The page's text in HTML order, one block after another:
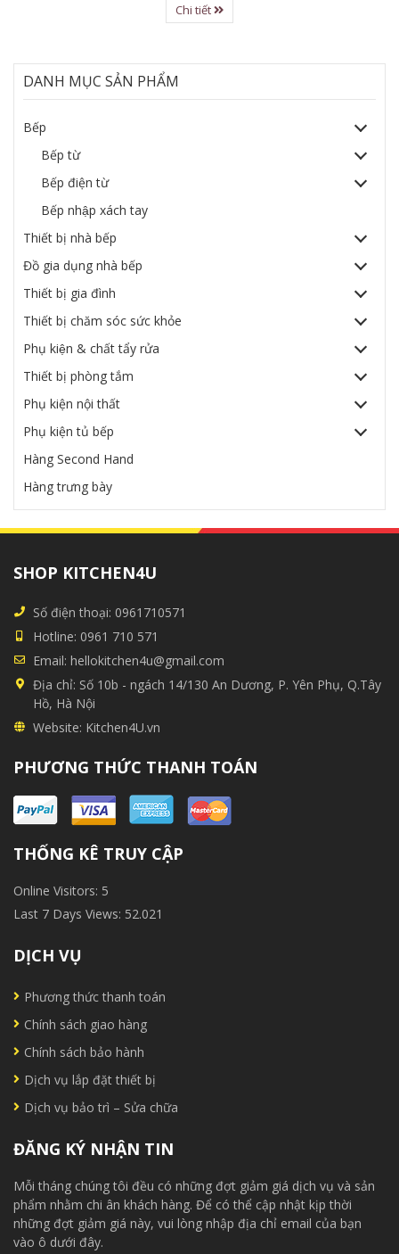
Chi tiết
DANH MỤC SẢN PHẨM
Bếp
Bếp từ
Bếp điện từ
Bếp nhập xách tay
Thiết bị nhà bếp
Đồ gia dụng nhà bếp
Thiết bị gia đình
Thiết bị chăm sóc sức khỏe
Phụ kiện & chất tẩy rửa
Thiết bị phòng tắm
Phụ kiện nội thất
Phụ kiện tủ bếp
Hàng Second Hand
Hàng trưng bày
SHOP KITCHEN4U
Số điện thoại: 0961710571
Hotline: 0961 710 571
Email: hellokitchen4u@gmail.com
Địa chỉ: Số 10b - ngách 14/130 An Dương, P. Yên Phụ, Q.Tây
Hồ, Hà Nội
Website: Kitchen4U.vn
PHƯƠNG THỨC THANH TOÁN
THỐNG KÊ TRUY CẬP
Online Visitors: 5
Last 7 Days Views: 52.021
DỊCH VỤ
Phương thức thanh toán
Chính sách giao hàng
Chính sách bảo hành
Dịch vụ lắp đặt thiết bị
Dịch vụ bảo trì – Sửa chữa
ĐĂNG KÝ NHẬN TIN
Mỗi tháng chúng tôi đều có những đợt giảm giá dịch vụ và sản
phẩm nhằm chi ân khách hàng. Để có thể cập nhật kịp thời
những đợt giảm giá này, vui lòng nhập địa chỉ email của bạn
vào ô dưới đây.